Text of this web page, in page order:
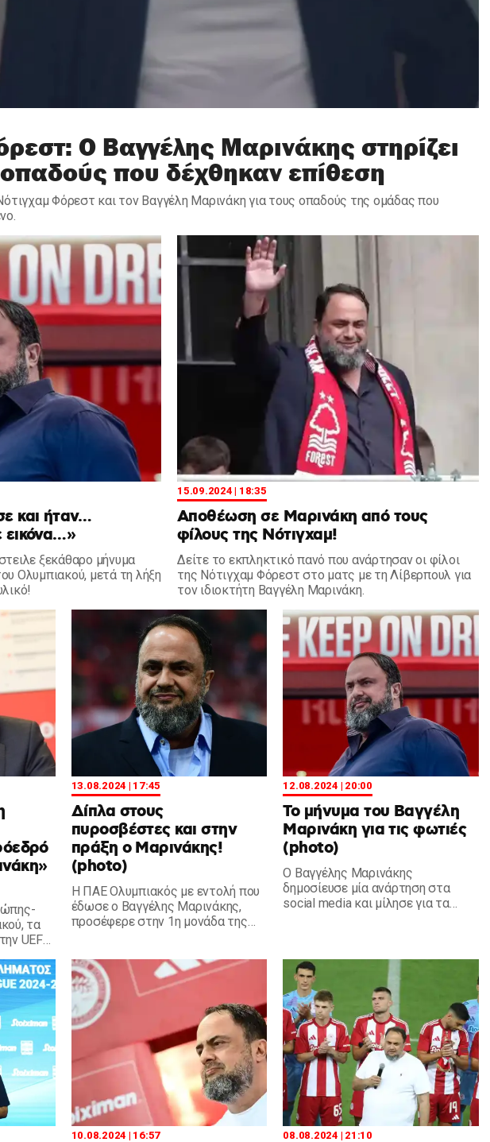
Ο Βαγγέλης Μαρινάκης στηρίζει
που δέχθηκαν επίθεση
Φόρεστ και τον Βαγγέλη Μαρινάκη για τους οπαδούς της ομάδας που
και ήταν…
ξεκάθαρο μήνυμα
Ολυμπιακού, μετά τη λήξη
15.09.2024 | 18:35
Αποθέωση σε Μαρινάκη από τους
φίλους της Νότιγχαμ!
Δείτε το εκπληκτικό πανό που ανάρτησαν οι φίλοι
της Νότιγχαμ Φόρεστ στο ματς με τη Λίβερπουλ για
τον ιδιοκτήτη Βαγγέλη Μαρινάκη.
τα
UEFA
13.08.2024 | 17:45
Δίπλα στους
πυροσβέστες και στην
πράξη ο Μαρινάκης!
(photo)
Η ΠΑΕ Ολυμπιακός με εντολή που
έδωσε ο Βαγγέλης Μαρινάκης,
προσέφερε στην 1η μονάδα της
που μάχονται με τις φλόγες.
12.08.2024 | 20:00
Το μήνυμα του Βαγγέλη
Μαρινάκη για τις φωτιές
(photo)
Ο Βαγγέλης Μαρινάκης
δημοσίευσε μία ανάρτηση στα
social media και μίλησε για τα
10.08.2024 | 16:57 08.08.2024 | 21:10